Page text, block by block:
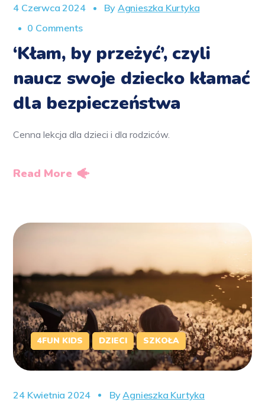
4 Czerwca 2024 By Agnieszka Kurtyka
0 Comments
‘Kłam, by przeżyć’, czyli
naucz swoje dziecko kłamać
dla bezpieczeństwa
Cenna lekcja dla dzieci i dla rodziców.
Read More
4FUN KIDS DZIECI SZKOŁA
24 Kwietnia 2024 ByAgnieszka Kurtyka